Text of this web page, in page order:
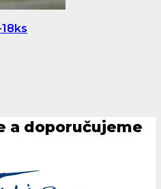
a doporučujeme